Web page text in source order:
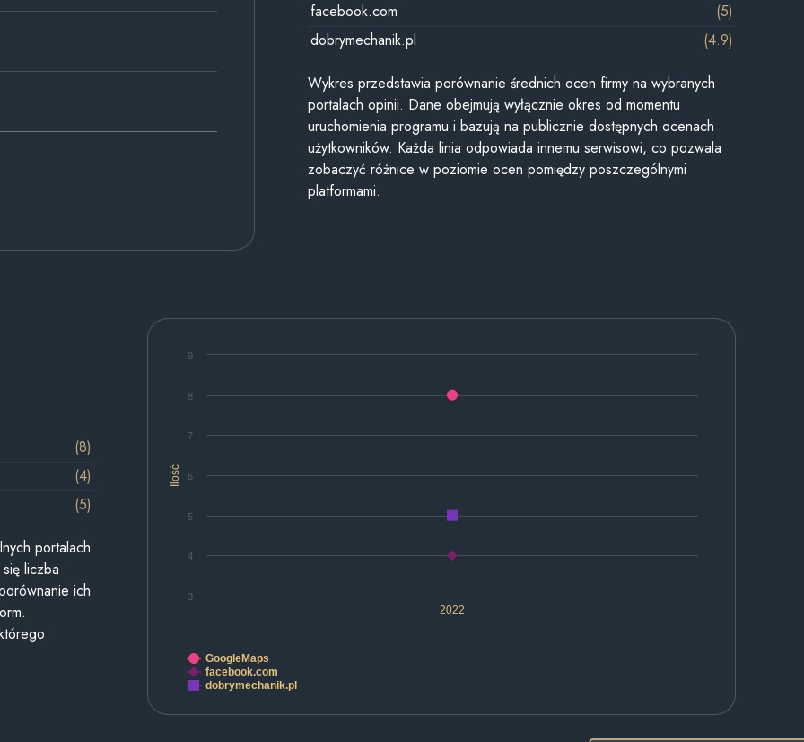
facebook.com
(5)
dobrymechanik.pl
(4.9)
Wykres przedstawia porównanie średnich ocen firmy na wybranych
portalach opinii. Dane obejmują wyłącznie okres od momentu
uruchomienia programu i bazują na publicznie dostępnych ocenach
użytkowników. Każda linia odpowiada innemu serwisowi, co pozwala
zobaczyć różnice w poziomie ocen pomiędzy poszczególnymi
platformami.
Ilość
2022
3
4
5
6
7
8
9
GoogleMaps
facebook.com
dobrymechanik.pl
(8)
(4)
(5)
portalach
liczba
ich